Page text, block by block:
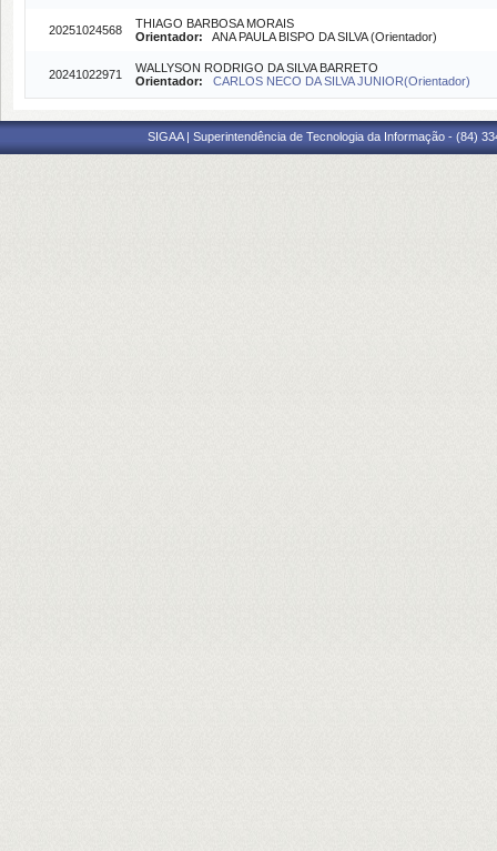
20251024568
THIAGO BARBOSA MORAIS
Orientador: ANA PAULA BISPO DA SILVA (Orientador)
20241022971
WALLYSON RODRIGO DA SILVA BARRETO
Orientador:
CARLOS NECO DA SILVA JUNIOR(Orientador)
SIGAA | Superintendência de Tecnologia da Informação - (84)